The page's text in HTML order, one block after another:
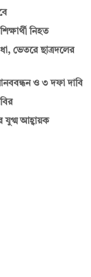
নিহত
ভেতরে ছাত্রদলের
ও ৩ দফা দাবি
যুগ্ম আহ্বায়ক